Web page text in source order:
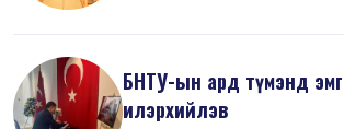
БНТУ-ын ард түмэнд
илэрхийлэв